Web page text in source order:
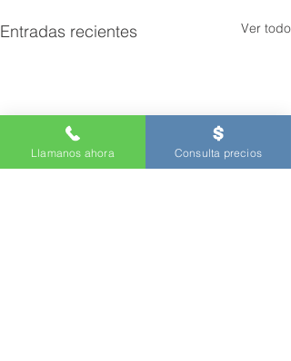
Entradas recientes Ver todo
Llamanos ahora Consulta precios